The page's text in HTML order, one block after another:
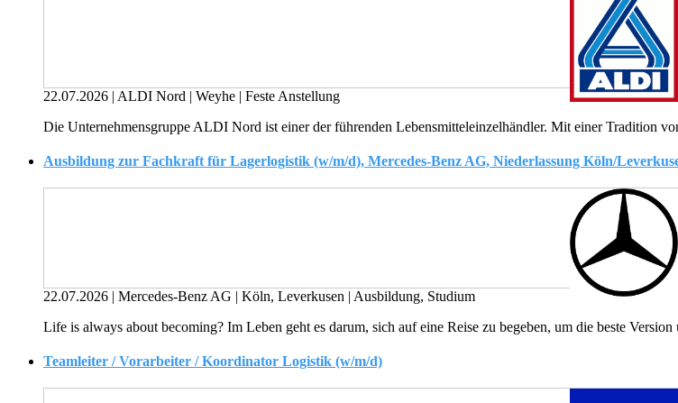
22.07.2026 | ALDI Nord | Weyhe | Feste Anstellung
Die Unternehmensgruppe ALDI Nord ist einer der führenden Lebensmitteleinzelhändler. Mit einer Tradition
Ausbildung zur Fachkraft für Lagerlogistik (w/m/d), Mercedes-Benz AG, Niederlassung Köln/
22.07.2026 | Mercedes-Benz AG | Köln, Leverkusen | Ausbildung, Studium
Life is always about becoming? Im Leben geht es darum, sich auf eine Reise zu begeben, um die beste
Teamleiter / Vorarbeiter / Koordinator Logistik (w/m/d)